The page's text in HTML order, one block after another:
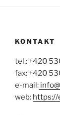
KONTAKT
tel.: +420
fax: +420
e-mail:
web: https://